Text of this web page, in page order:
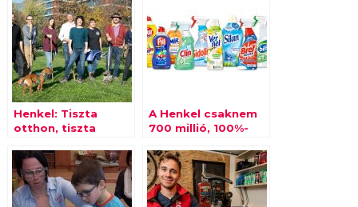
Henkel: Tiszta
otthon, tiszta
A Henkel csaknem
700 millió, 100%-
újrahasznosított
műanyagból készült
flakont dobott
piacra Európában